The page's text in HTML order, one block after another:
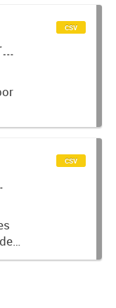
csv
csv